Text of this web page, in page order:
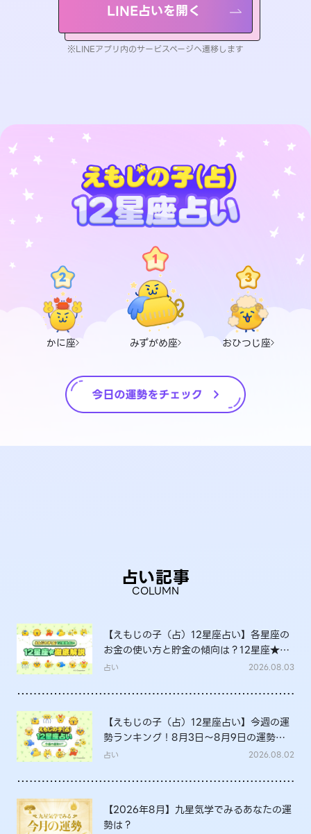
LINE占いを開く
※LINEアプリ内のサービスページへ遷移します
かに座 みずがめ座 おひつじ座
占い記事
COLUMN
【えもじの子（占）12星座占い】各星座の
お金の使い方と貯金の傾向は？12星座★徹
底解説
占い 2026.08.03
【えもじの子（占）12星座占い】今週の運
勢ランキング！8月3日～8月9日の運勢
は？
占い 2026.08.02
【2026年8月】九星気学でみるあなたの運
勢は？